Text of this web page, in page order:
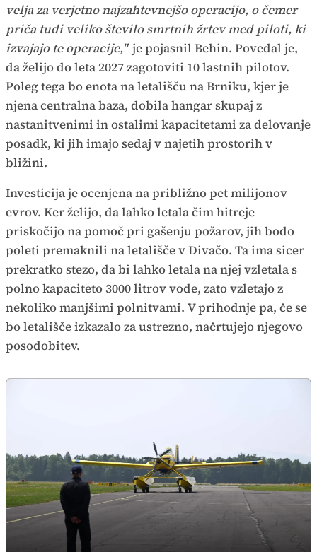
velja za verjetno najzahtevnejšo operacijo, o čemer
priča tudi veliko število smrtnih žrtev med piloti, ki
izvajajo te operacije," je pojasnil Behin. Povedal je,
da želijo do leta 2027 zagotoviti 10 lastnih pilotov.
Poleg tega bo enota na letališču na Brniku, kjer je
njena centralna baza, dobila hangar skupaj z
nastanitvenimi in ostalimi kapacitetami za delovanje
posadk, ki jih imajo sedaj v najetih prostorih v
bližini.
Investicija je ocenjena na približno pet milijonov
evrov. Ker želijo, da lahko letala čim hitreje
priskočijo na pomoč pri gašenju požarov, jih bodo
poleti premaknili na letališče v Divačo. Ta ima sicer
prekratko stezo, da bi lahko letala na njej vzletala s
polno kapaciteto 3000 litrov vode, zato vzletajo z
nekoliko manjšimi polnitvami. V prihodnje pa, če se
bo letališče izkazalo za ustrezno, načrtujejo njegovo
posodobitev.